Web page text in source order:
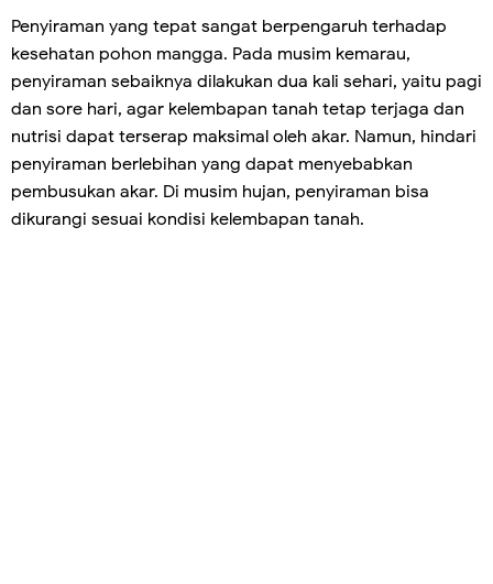
Penyiraman yang tepat sangat berpengaruh terhadap
kesehatan pohon mangga. Pada musim kemarau,
penyiraman sebaiknya dilakukan dua kali sehari, yaitu pagi
dan sore hari, agar kelembapan tanah tetap terjaga dan
nutrisi dapat terserap maksimal oleh akar. Namun, hindari
penyiraman berlebihan yang dapat menyebabkan
pembusukan akar. Di musim hujan, penyiraman bisa
dikurangi sesuai kondisi kelembapan tanah.